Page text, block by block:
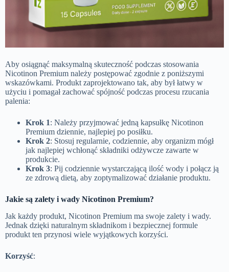
Aby osiągnąć maksymalną skuteczność podczas stosowania
Nicotinon Premium należy postępować zgodnie z poniższymi
wskazówkami. Produkt zaprojektowano tak, aby był łatwy w
użyciu i pomagał zachować spójność podczas procesu rzucania
palenia:
Krok 1: Należy przyjmować jedną kapsułkę Nicotinon
Premium dziennie, najlepiej po posiłku.
Krok 2: Stosuj regularnie, codziennie, aby organizm mógł
jak najlepiej wchłonąć składniki odżywcze zawarte w
produkcie.
Krok 3: Pij codziennie wystarczającą ilość wody i połącz ją
ze zdrową dietą, aby zoptymalizować działanie produktu.
Jakie są zalety i wady Nicotinon Premium?
Jak każdy produkt, Nicotinon Premium ma swoje zalety i wady.
Jednak dzięki naturalnym składnikom i bezpiecznej formule
produkt ten przynosi wiele wyjątkowych korzyści.
Korzyść: